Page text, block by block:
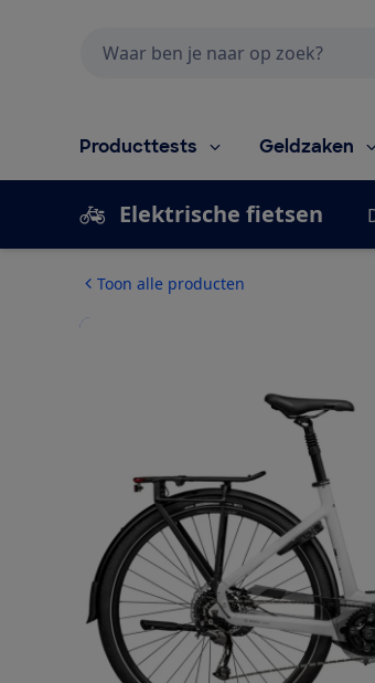
Producttests Geldzaken
Elektrische fietsen
Toon alle producten